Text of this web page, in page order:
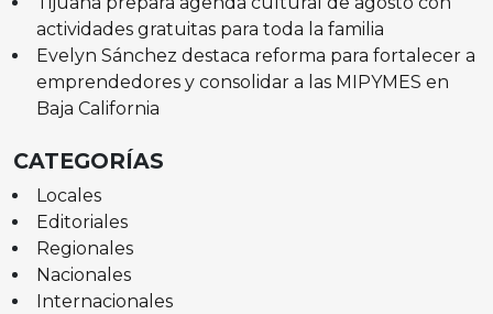
actividades gratuitas para toda la familia
Evelyn Sánchez destaca reforma para fortalecer a
emprendedores y consolidar a las MIPYMES en
Baja California
CATEGORÍAS
Locales
Editoriales
Regionales
Nacionales
Internacionales